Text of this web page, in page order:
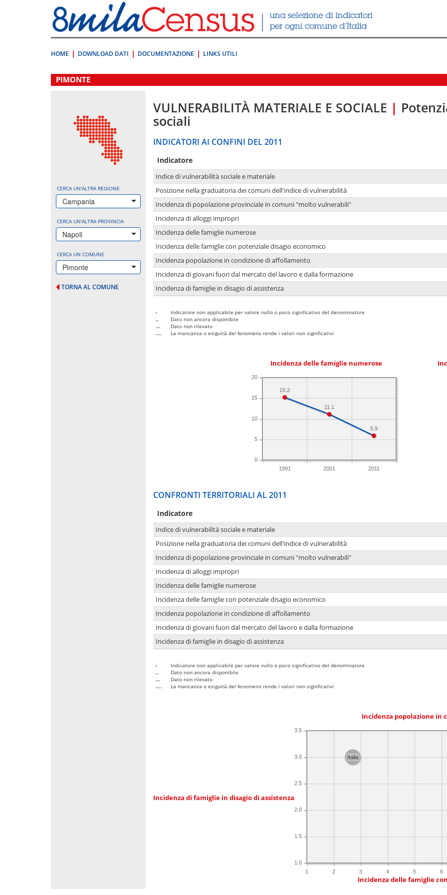
direttamente
a:
Contenuto
HOME DOWNLOAD DATI DOCUMENTAZIONE LINKS UTILI
.
PIMONTE
CERCA UN'ALTRA REGIONE
Campania
CERCA UN'ALTRA PROVINCIA
Napoli
CERCA UN COMUNE
Pimonte
TORNA AL COMUNE
VULNERABILITÀ MATERIALE E SOCIALE |
sociali
INDICATORI AI CONFINI DEL 2011
Indicatore
Indice di vulnerabilità sociale e materiale
Posizione nella graduatoria dei comuni dell'indice di vulnerabilità
Incidenza di popolazione provinciale in comuni "molto vulnerabili"
Incidenza di alloggi impropri
Incidenza delle famiglie numerose
Incidenza delle famiglie con potenziale disagio economico
Incidenza popolazione in condizione di affollamento
Incidenza di giovani fuori dal mercato del lavoro e dalla formazione
Incidenza di famiglie in disagio di assistenza
-
Indicatore non applicabile per valore nullo o poco significativo del denominatore
..
Dato non ancora disponibile
...
Dato non rilevato
....
La mancanza o esiguità del fenomeno rende i valori non significativi
Incidenza delle famiglie numerose
1991 2001 2011
0
5
10
15
20
5.9
11.1
15.2
CONFRONTI TERRITORIALI AL 2011
Indicatore
Indice di vulnerabilità sociale e materiale
Posizione nella graduatoria dei comuni dell'indice di vulnerabilità
Incidenza di popolazione provinciale in comuni "molto vulnerabili"
Incidenza di alloggi impropri
Incidenza delle famiglie numerose
Incidenza delle famiglie con potenziale disagio economico
Incidenza popolazione in condizione di affollamento
Incidenza di giovani fuori dal mercato del lavoro e dalla formazione
Incidenza di famiglie in disagio di assistenza
-
Indicatore non applicabile per valore nullo o poco significativo del denominatore
..
Dato non ancora disponibile
...
Dato non rilevato
....
La mancanza o esiguità del fenomeno rende i valori non significativi
Incidenza popolazione
Incidenza di famiglie in disagio di assistenza
1 2 3 4 5 6
1.0
1.5
2.0
2.5
3.0
3.5
Italia
Incidenza delle famiglie